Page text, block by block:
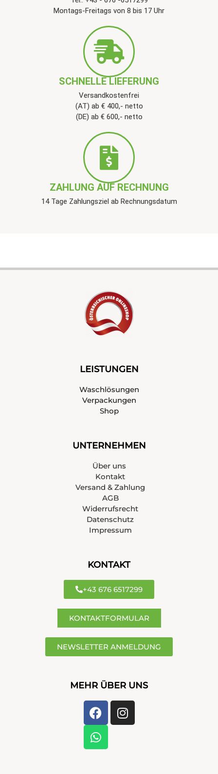
Montags-Freitags von 8 bis 17 Uhr
SCHNELLE LIEFERUNG
Versandkostenfrei
(AT) ab € 400,- netto
(DE) ab € 600,- netto
ZAHLUNG AUF RECHNUNG
14 Tage Zahlungsziel ab Rechnungsdatum
LEISTUNGEN
Waschlösungen
Verpackungen
Shop
UNTERNEHMEN
Über uns
Kontakt
Versand & Zahlung
AGB
Widerrufsrecht
Datenschutz
Impressum
KONTAKT
+43 676 6517299
KONTAKTFORMULAR
NEWSLETTER ANMELDUNG
MEHR ÜBER UNS
FacebookInstagram
Whatsapp